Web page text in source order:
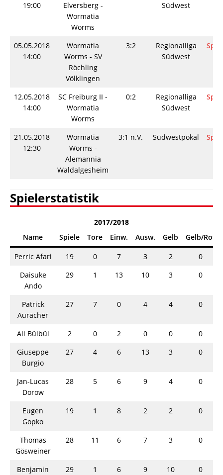
19:00
Elversberg -
Wormatia
Worms
Südwest
05.05.2018
14:00
Wormatia
Worms - SV
Röchling
Völklingen
3:2
Regionalliga
Südwest
12.05.2018
14:00
SC Freiburg II -
Wormatia
Worms
0:2
Regionalliga
Südwest
21.05.2018
12:30
Wormatia
Worms -
Alemannia
Waldalgesheim
3:1 n.V. Südwestpokal
Spielerstatistik
2017/2018
Name
Spiele Tore Einw. Ausw. Gelb Gelb/Rot
Perric Afari 19 0 7 3 2
0
Daisuke
Ando
29 1 13 10 3 0
Patrick
Auracher
27 7 0 4 4 0
Ali Bülbül 2 0 2 0 0
0
Giuseppe
Burgio
27 4 6 13 3 0
Jan-Lucas
Dorow
28 5 6 9 4 0
Eugen
Gopko
19 1 8 2 2 0
Thomas
Gösweiner
28 11 6 7 3 0
Benjamin
29 1 6 9 10 0